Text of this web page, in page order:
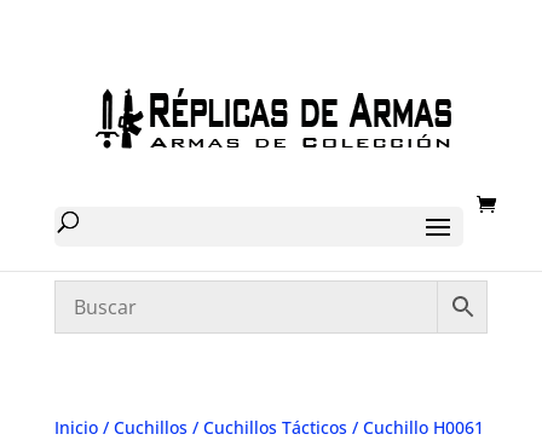
Inicio/ Cuchillos/ Cuchillos Tácticos/ Cuchillo H0061